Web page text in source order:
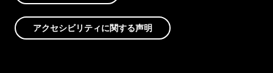
アクセシビリティに関する声明